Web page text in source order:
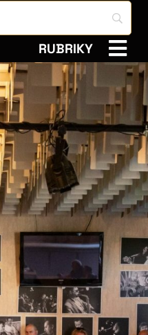
RUBRIKY